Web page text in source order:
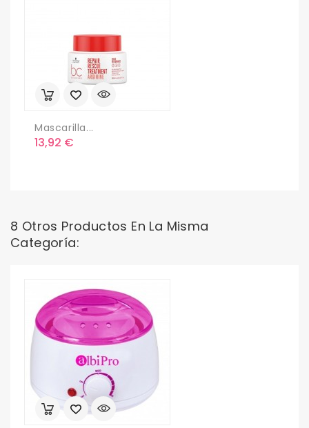
Mascarilla...
Precio
13,92 €
8 Otros Productos En La Misma
Categoría: